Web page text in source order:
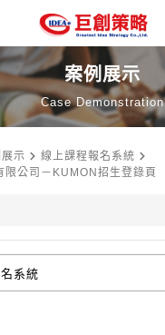
案例展示
Case Demonstration
示
線上課程報名系統
限公司－KUMON招生登錄頁